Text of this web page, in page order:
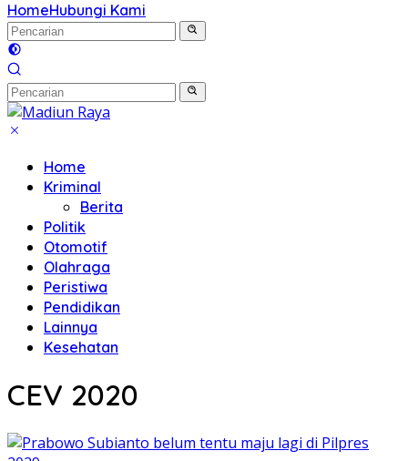
HomeHubungi Kami
Home
Kriminal
Berita
Politik
Otomotif
Olahraga
Peristiwa
Pendidikan
Lainnya
Kesehatan
CEV 2020